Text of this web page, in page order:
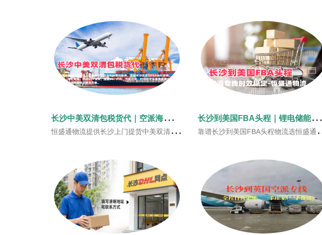
长
沙中美双清包税货代｜空派海派美国FBA头程‑恒盛通物流
恒盛通物流提供长沙上门提货中美双清包税货代服务，主营长沙发美国FBA头程空派、海派、海卡专线，合规DDP清关，适配3C、户外、汽配出货，时效稳定覆盖美西美中美东，一站式美线跨境物流解决方案。
长
沙到美国FBA头程｜锂电储能美线专线-恒盛通物流
靠谱长沙到美国FBA头程物流选恒盛通物流！长沙全域上门提货，专注锂电储能、新能源汽配、户外用品运输，空派、美森快船、海卡全渠道可选，合规双清包税无隐形杂费，内陆集运时效稳，适配亚马逊FBA备货，欢迎咨询报价